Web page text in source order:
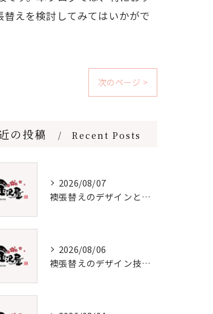
えを検討してみてはいかがで
次のページ >
の投稿 Recent Posts
2026/08/07
襖張替えのデザインと価格徹底解説
2026/08/06
襖張替えのデザイン技術とメンテナンス法